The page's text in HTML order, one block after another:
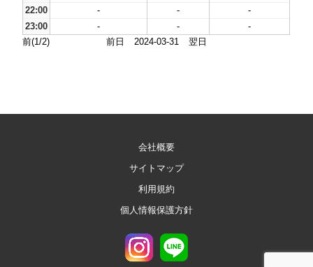
22:00
- -
-
23:00
- -
-
前(1/2)
前日 2024-03-31 翌日
会社概要
サイトマップ
利用規約
個人情報保護方針